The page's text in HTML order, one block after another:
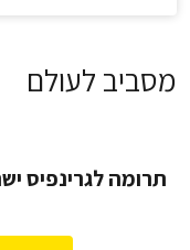
מסביב לעולם
תרומה לגרינפיס